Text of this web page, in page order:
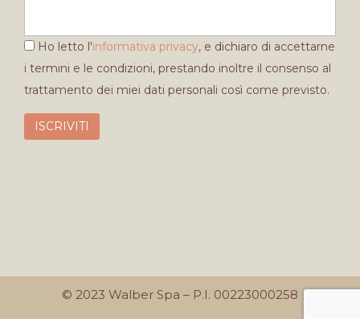
Ho letto l'informativa privacy, e dichiaro di accettarne
i termini e le condizioni, prestando inoltre il consenso al
trattamento dei miei dati personali così come previsto.
© 2023 Walber Spa – P.I. 00223000258